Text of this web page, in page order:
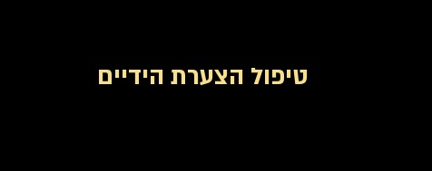
טיפול הצערת הידיים